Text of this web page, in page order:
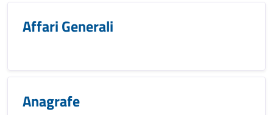
Affari Generali
Anagrafe